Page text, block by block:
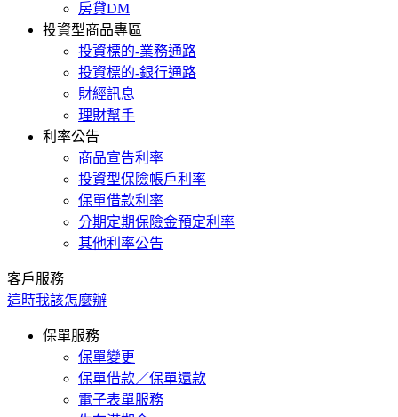
房貸DM
投資型商品專區
投資標的-業務通路
投資標的-銀行通路
財經訊息
理財幫手
利率公告
商品宣告利率
投資型保險帳戶利率
保單借款利率
分期定期保險金預定利率
其他利率公告
客戶服務
這時我該怎麼辦
保單服務
保單變更
保單借款／保單還款
電子表單服務